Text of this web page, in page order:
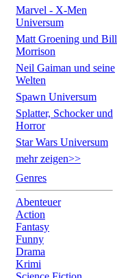
Marvel - X-Men
Universum
Matt Groening und Bill
Morrison
Neil Gaiman und seine
Welten
Spawn Universum
Splatter, Schocker und
Horror
Star Wars Universum
mehr zeigen>>
Genres
Abenteuer
Action
Fantasy
Funny
Drama
Krimi